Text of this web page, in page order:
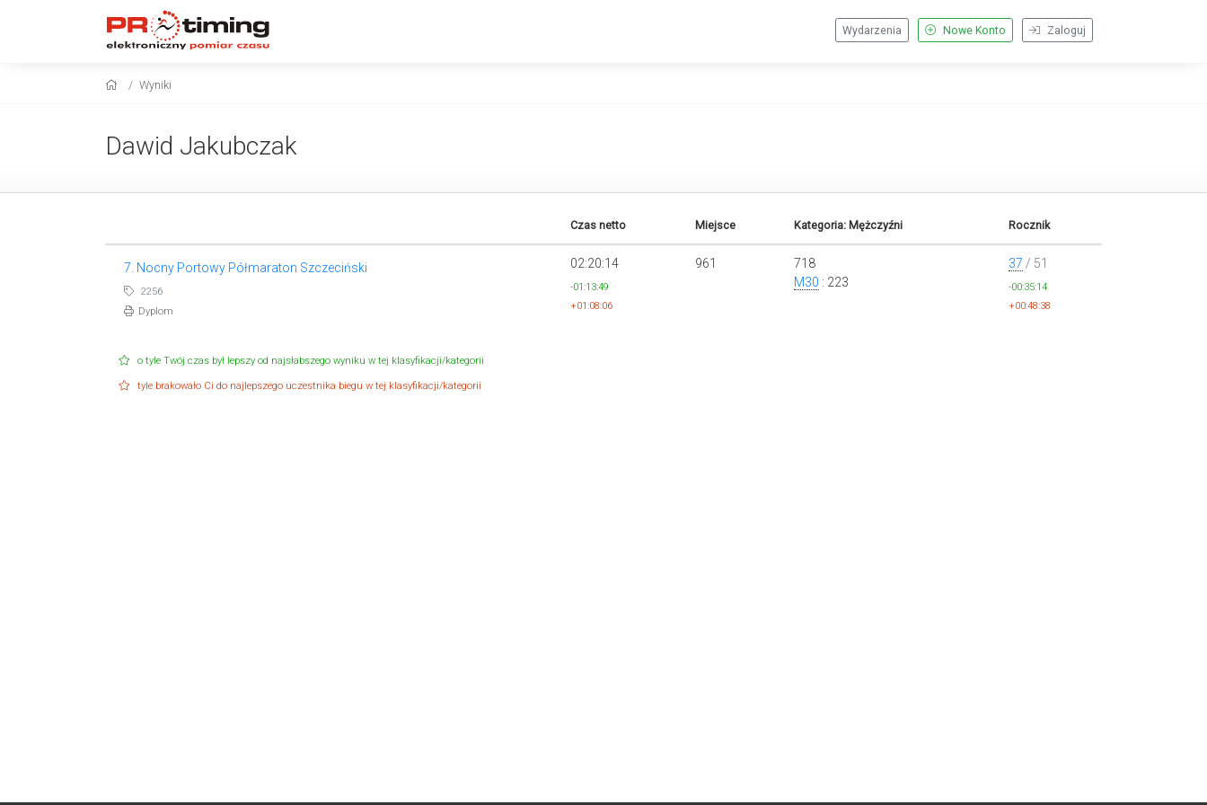
Zaloguj
Nowe Konto
Wydarzenia
Wyniki
Dawid Jakubczak
Czas netto Miejsce Kategoria: Mężczyźni Rocznik
7. Nocny Portowy Półmaraton Szczeciński
2256
Dyplom
02:20:14
-01:13:49
+01:08:06
961
718
M30 : 223
37 / 51
-00:35:14
+00:48:38
o tyle Twój czas był lepszy od najsłabszego wyniku w tej klasyfikacji/kategorii
tyle brakowało Ci do najlepszego uczestnika biegu w tej klasyfikacji/kategorii